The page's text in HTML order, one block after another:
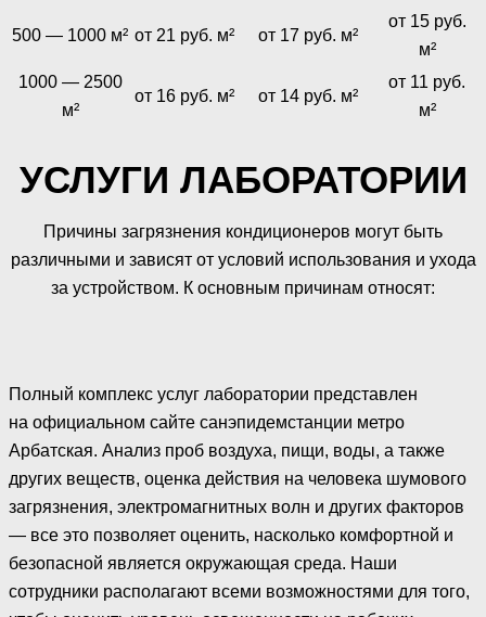
500 — 1000 м² от 21 руб. м² от 17 руб. м²
от 15 руб.
м²
1000 — 2500
м²
от 16 руб. м² от 14 руб. м²
от 11 руб.
м²
УСЛУГИ ЛАБОРАТОРИИ
Причины загрязнения кондиционеров могут быть
различными и зависят от условий использования и ухода
за устройством. К основным причинам относят:
Полный комплекс услуг лаборатории представлен
на официальном сайте санэпидемстанции метро
Арбатская. Анализ проб воздуха, пищи, воды, а также
других веществ, оценка действия на человека шумового
загрязнения, электромагнитных волн и других факторов
— все это позволяет оценить, насколько комфортной и
безопасной является окружающая среда. Наши
сотрудники располагают всеми возможностями для того,